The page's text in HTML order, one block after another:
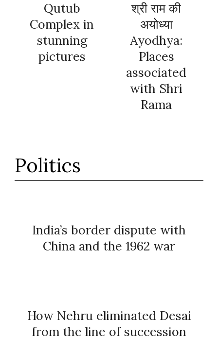
Qutub
Complex in
stunning
pictures
श्री राम की
अयोध्या
Ayodhya:
Places
associated
with Shri
Rama
Politics
India’s border dispute with
China and the 1962 war
How Nehru eliminated Desai
from the line of succession